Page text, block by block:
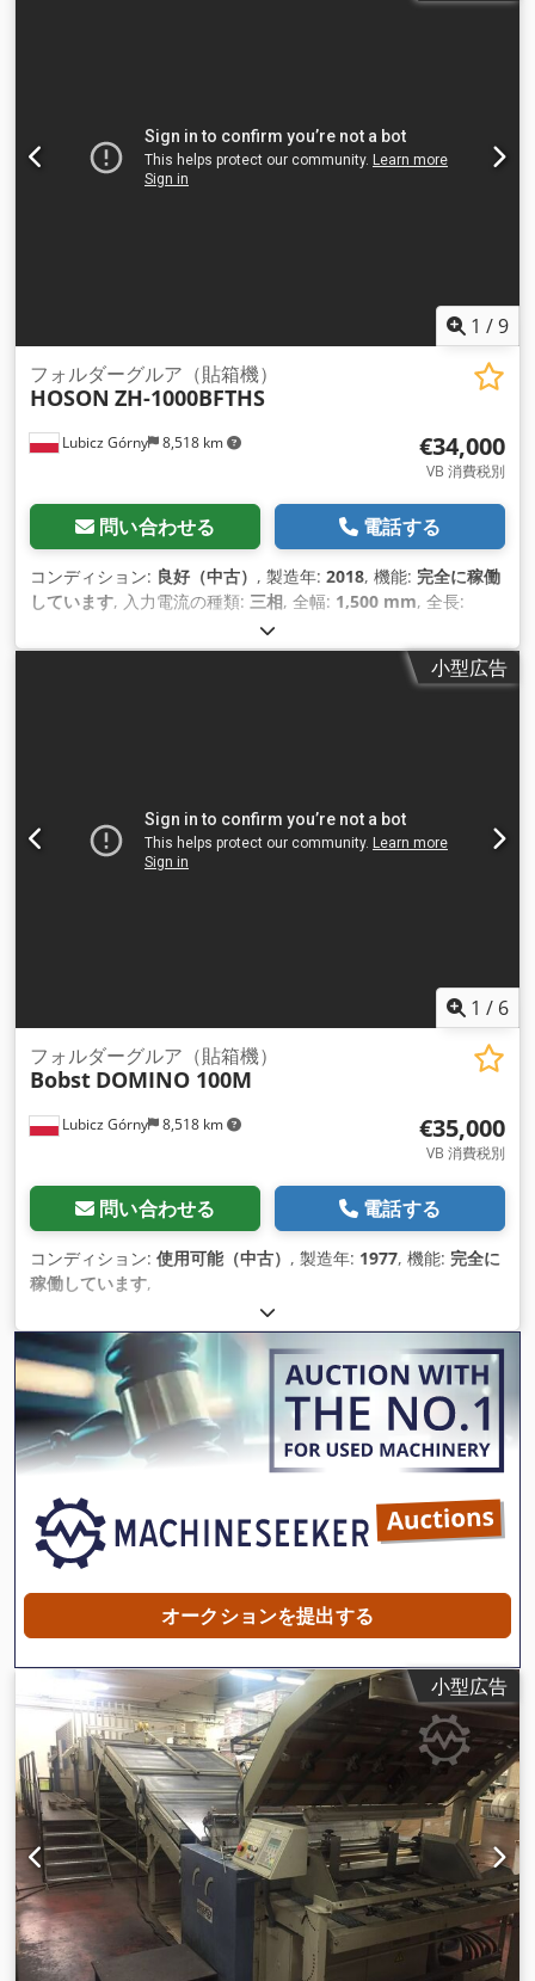
1 /9
Lubicz Górny 8,518 km
フォルダーグルア（貼箱機）
HOSON ZH-1000BFTHS
€34,000
VB 消費税別
問い合わせる 電話する
コンディション: 良好（中古） , 製造年: 2018, 機能: 完全に稼働
しています, 入力電流の種類: 三相, 全幅: 1,500 mm, 全長:
, 入力電圧:
kg（キログラム）, 入力周波数:50 ヘルツ, 装備:ドキュメント
小型広告
1 / 6
Lubicz Górny 8,518 km
フォルダーグルア（貼箱機）
Bobst DOMINO 100M
€35,000
VB 消費税別
問い合わせる 電話する
コンディション: 使用可能（中古） , 製造年: 1977, 機能: 完全に
稼働しています,
オークションを提出する
小型広告